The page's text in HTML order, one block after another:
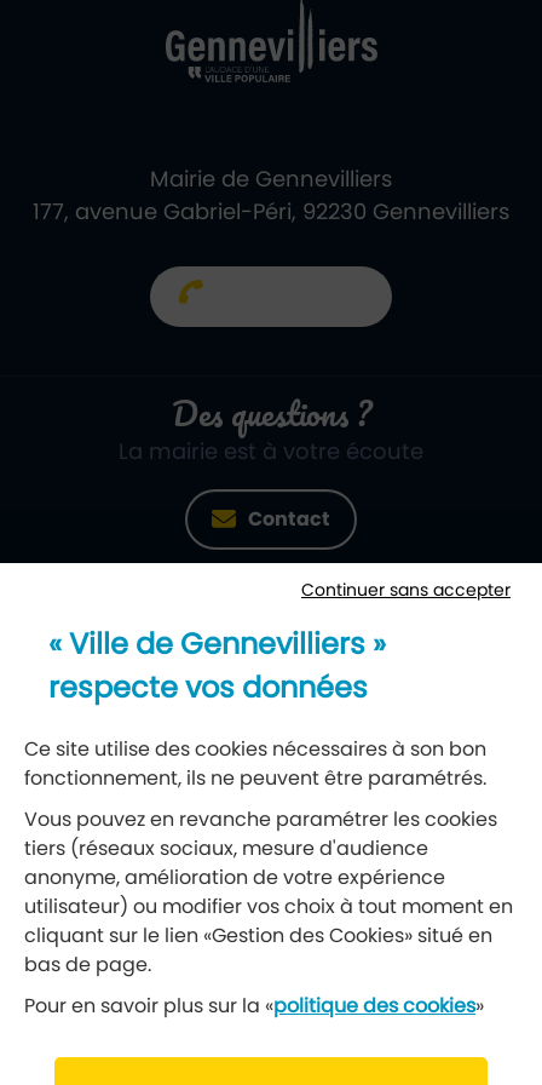
Mairie de Gennevilliers
177, avenue Gabriel-Péri, 92230 Gennevilliers
Des questions ?
La mairie est à votre écoute
Contact
Newsletter
Réseaux sociaux
Suivez-nous
Retrouvez nous sur Facebook
Continuer sans accepter
« Ville de Gennevilliers »
respecte vos données
Ce site utilise des cookies nécessaires à son bon
fonctionnement, ils ne peuvent être paramétrés.
Vous pouvez en revanche paramétrer les cookies
tiers (réseaux sociaux, mesure d'audience
anonyme, amélioration de votre expérience
utilisateur) ou modifier vos choix à tout moment en
cliquant sur le lien «Gestion des Cookies» situé en
bas de page.
Pour en savoir plus sur la «politique des cookies»